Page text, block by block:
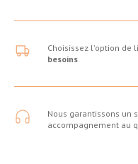
Choisissez l'option de
besoins
Nous garantissons un
accompagnement au